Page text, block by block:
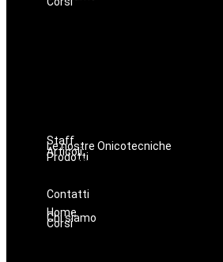
Staff
Le nostre Onicotecniche
Articoli
ProdottiOniconails
Prodotti per ricostruzione
Contatti
Home
Chi siamo
Corsi